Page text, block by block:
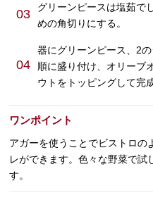
03
グリーンピースは塩茹で
めの角切りにする。
04
器にグリーンピース、2
順に盛り付け、オリーブ
ウトをトッピングして完成
ワンポイント
アガーを使うことでビストロの
レができます。色々な野菜で
す。